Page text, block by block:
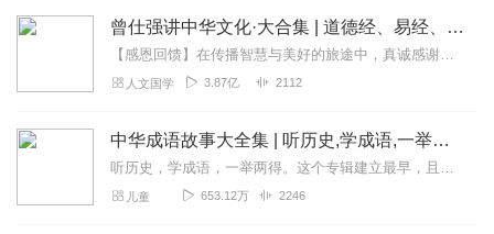
曾仕强讲中华文化·大合集 | 道德经、易经、三国演义中的国学
【感恩回馈】在传播智慧与美好的旅途中，真诚感谢每一位伙伴的温暖陪伴与鼎力支持！欢迎曾仕强学堂粉丝听友们入群交流，更多新鲜玩法和福利活动等你！添加微信：zengf...
人文国学 3.87亿 2112
中华成语故事大全集 | 听历史,学成语,一举两得
听历史，学成语，一举两得。这个专辑建立最早，且最初为手机录制，水平低，音量小，录得不好。换了设备之后，又把前七百条音频一条一条重新录制替换了一遍。有不少听众朋友...
儿童 653.12万 2246